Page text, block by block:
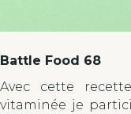
Battle Food 68
Avec cette
vitaminée je